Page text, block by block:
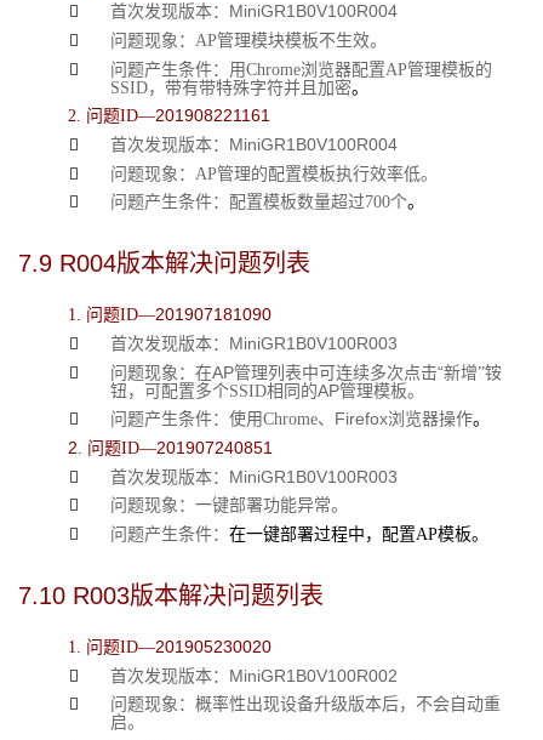
 首次发现版本： MiniGR1B0V100R004
 问题现象：AP管理模块模板不生效。

问题产生条件：用Chrome浏览器配置AP管理模板的
SSID， 带有带特殊字符并且加密。
2. 问题ID—201908221161
 首次发现版本： MiniGR1 B0V100R004
 问题现象：AP管理的配置模板执行效率低。

问题产生条件：配置模板数量超过700个。
7.9 R004版本解决问题列表
1. 问题ID—201907181090
 首次发现版本： MiniGR1 B0V100R003
 问题现象：在AP管理列表中可连续多次 点击“新增”铵
钮 ， 可配置多个SSID相同的AP管理模板。

问题产生条件：使用Chrome、 Firefox浏览器操作。
2 . 问题ID—201907240851
 首次发现版本： MiniGR1 B0V100R003
 问题现象：一键部署功能异常。

问题产生条件：在一键部署过程中 ，配置AP模板。
7.10 R003版本解决问题列表
1. 问题ID—201905230020
 首次发现版本： MiniGR1 B0V100R002
 问题现象：概率性出现设备升级版本后，不会自动重
启。